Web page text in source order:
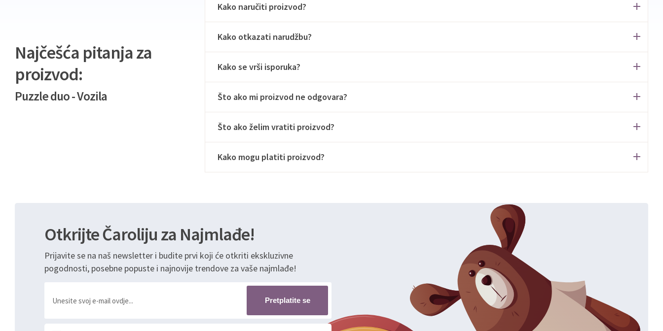
Najčešća pitanja za
proizvod:
Puzzle duo - Vozila
Kako naručiti proizvod?
Kako otkazati narudžbu?
Kako se vrši isporuka?
Što ako mi proizvod ne odgovara?
Što ako želim vratiti proizvod?
Kako mogu platiti proizvod?
Otkrijte Čaroliju za Najmlađe!
Prijavite se na naš newsletter i budite prvi koji će otkriti ekskluzivne
pogodnosti, posebne popuste i najnovije trendove za vaše najmlađe!
Pretplatite se